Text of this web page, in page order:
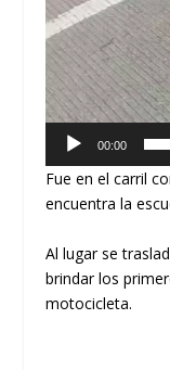
00:00
Fue en el carril
encuentra la
Al lugar se
brindar los
motocicleta.